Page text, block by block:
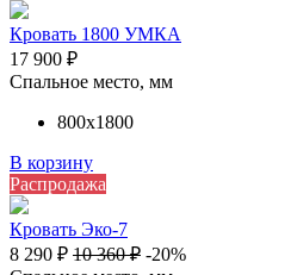
Кровать 1800 УМКА
17 900 ₽
Спальное место, мм
800х1800
В корзину
Распродажа
Кровать Эко-7
8 290 ₽ 10 360₽ -20%